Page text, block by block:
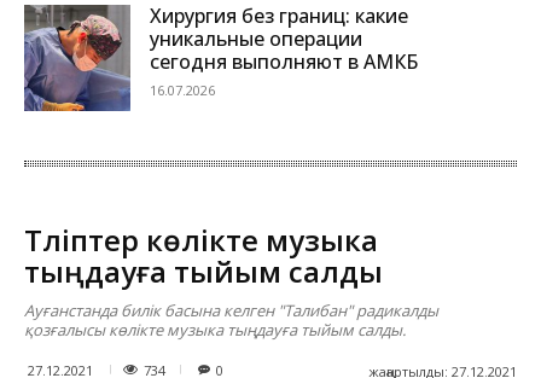
Хирургия без границ: какие
уникальные операции
сегодня выполняют в АМКБ
16.07.2026